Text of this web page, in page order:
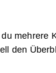
mehrere
den